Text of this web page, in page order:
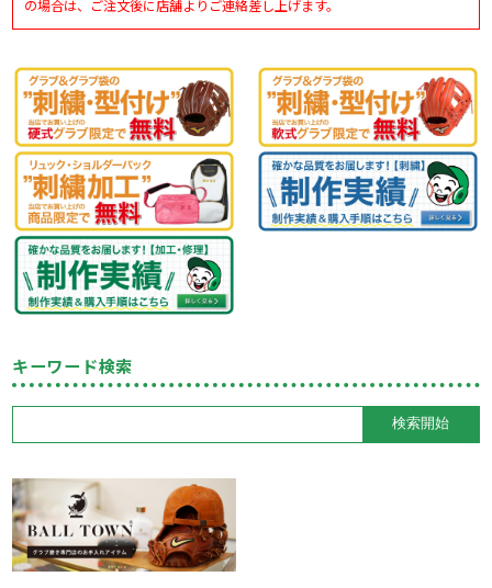
の場合は、ご注文後に店舗よりご連絡差し上げます。
キーワード検索